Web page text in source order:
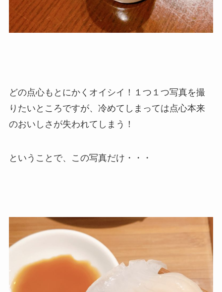
どの点心もとにかくオイシイ！１つ１つ写真を撮
りたいところですが、冷めてしまっては点心本来
のおいしさが失われてしまう！
ということで、この写真だけ・・・